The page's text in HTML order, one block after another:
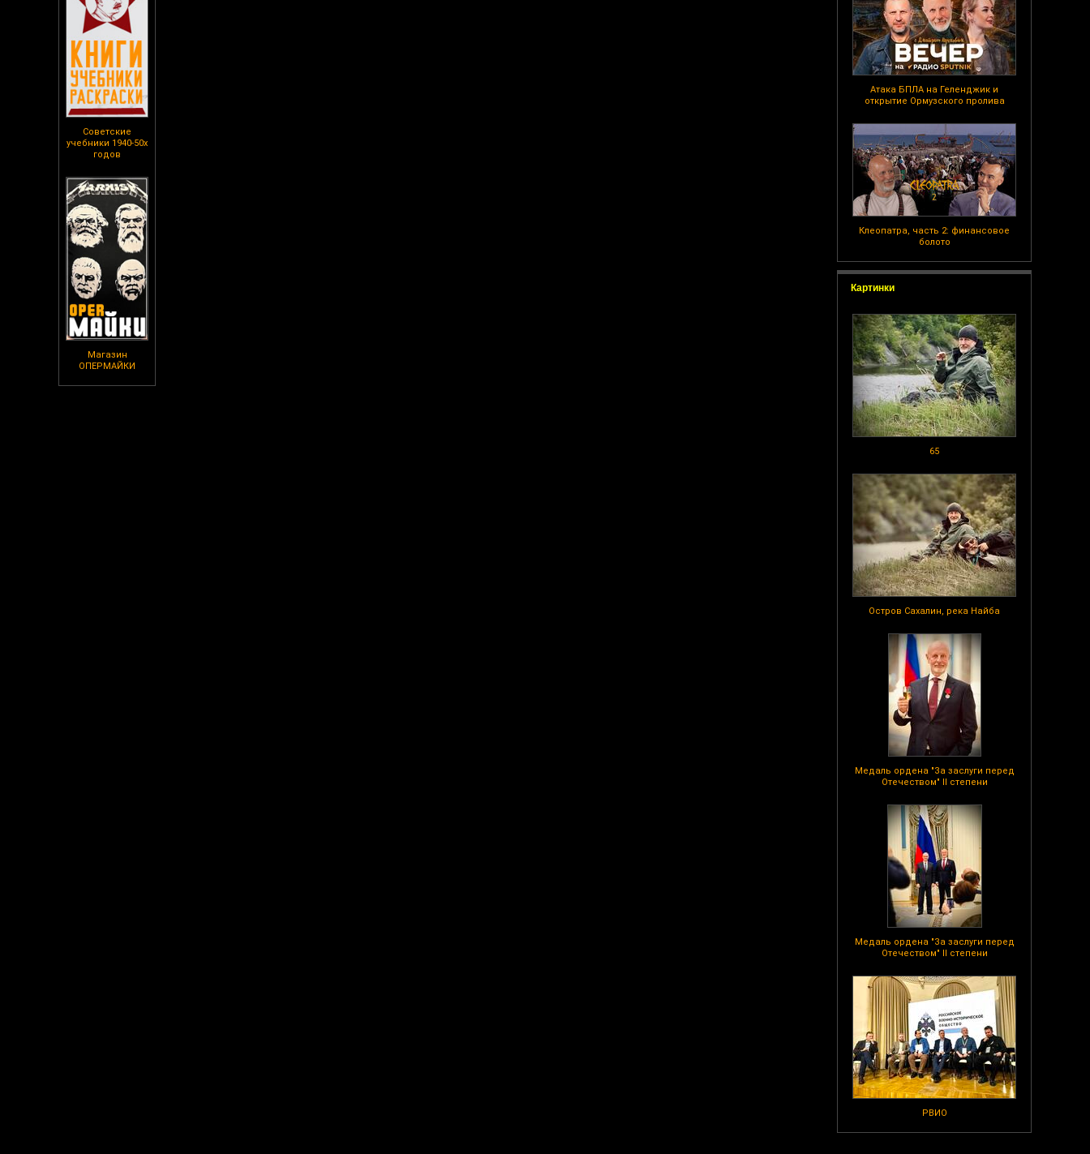
Советские
учебники 1940-50х
годов
Магазин
ОПЕРМАЙКИ
Атака БПЛА на Геленджик и
открытие Ормузского пролива
Клеопатра, часть 2: финансовое
болото
Картинки
65
Остров Сахалин, река Найба
Медаль ордена "За заслуги перед
Отечеством" II степени
Медаль ордена "За заслуги перед
Отечеством" II степени
РВИО